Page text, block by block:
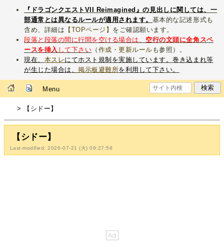
『ドラゴンクエストVII Reimagined』の見出しに関しては、一
部通常とは異なるルールが適用されます。 基本的な記述形式も
含め、詳細は 【TOPページ】 をご確認願います。
段落と段落の間に行間を空ける場合は、 空行の文頭に全角スペ
ースを挿入 して下さい （ 作成・更新ルール も参照）。
現在、 本スレにてホスト規制を実施しています。巻き込まれ等
が生じた場合は、掲示板避難所を利用して下さい。
Menu
> 【シドー】
【シドー】
Last-modified: 2026-07-21 (火) 09:27:58